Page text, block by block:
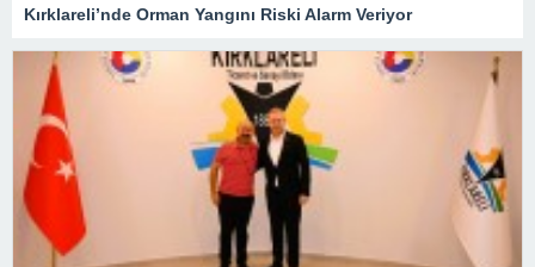
Kırklareli’nde Orman Yangını Riski Alarm Veriyor